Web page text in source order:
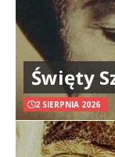
Święty
2 SIERPNIA 2026